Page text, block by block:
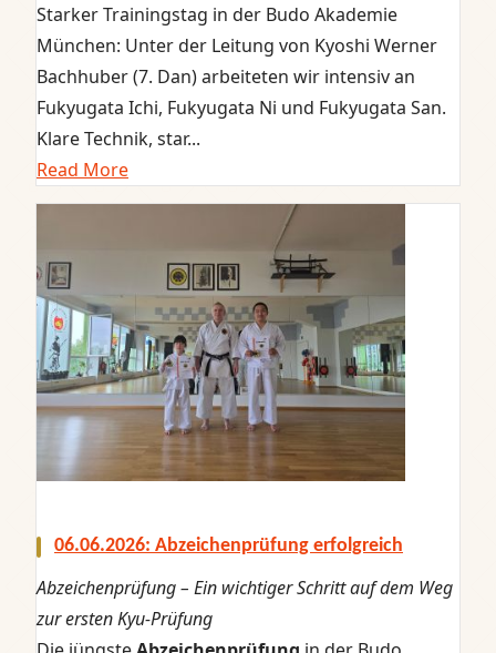
Starker Trainingstag in der Budo Akademie
München: Unter der Leitung von Kyoshi Werner
Bachhuber (7. Dan) arbeiteten wir intensiv an
Fukyugata Ichi, Fukyugata Ni und Fukyugata San.
Klare Technik, star...
Read More
06.06.2026: Abzeichenprüfung erfolgreich
Abzeichenprüfung – Ein wichtiger Schritt auf dem Weg
zur ersten Kyu‑Prüfung